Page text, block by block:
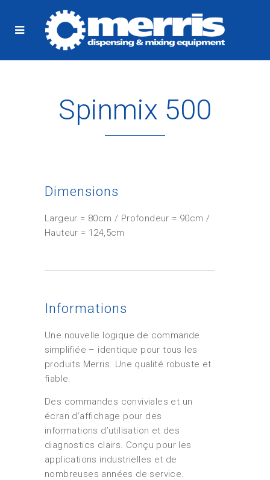
Spinmix 500
Dimensions
Largeur = 80cm / Profondeur = 90cm /
Hauteur = 124,5cm
Informations
Une nouvelle logique de commande
simplifiée – identique pour tous les
produits Merris. Une qualité robuste et
fiable.
Des commandes conviviales et un
écran d’affichage pour des
informations d’utilisation et des
diagnostics clairs. Conçu pour les
applications industrielles et de
nombreuses années de service.